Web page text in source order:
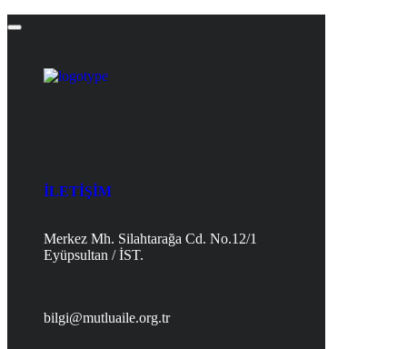
İLETİŞİM
Merkez Mh. Silahtarağa Cd. No.12/1
Eyüpsultan / İST.
bilgi@mutluaile.org.tr